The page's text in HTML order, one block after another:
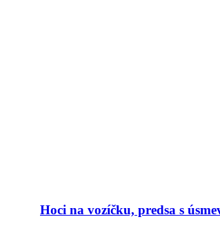
Hoci na vozíčku, predsa s